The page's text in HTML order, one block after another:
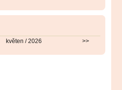
květen / 2026 >>